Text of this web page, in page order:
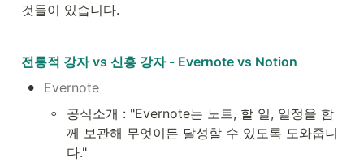
것들이 있습니다.
전통적 강자 vs 신흥 강자 - Evernote vs Notion
• Evernote
◦
공식소개 : "Evernote는 노트, 할 일, 일정을 함
께 보관해 무엇이든 달성할 수 있도록 도와줍니
다."